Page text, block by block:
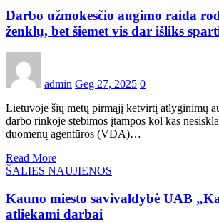
Darbo užmokesčio augimo raida
ženklų, bet šiemet vis dar išliks
admin Geg 27, 2025 0
Lietuvoje šių metų pirmąjį ketvirtį atlyginimų
darbo rinkoje stebimos įtampos kol kas
duomenų agentūros (VDA)…
Read More
ŠALIES NAUJIENOS
Kauno miesto savivaldybė UAB
atliekami darbai